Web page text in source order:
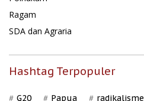
Ragam
SDA dan Agraria
Hashtag Terpopuler
G20 Papua radikalisme